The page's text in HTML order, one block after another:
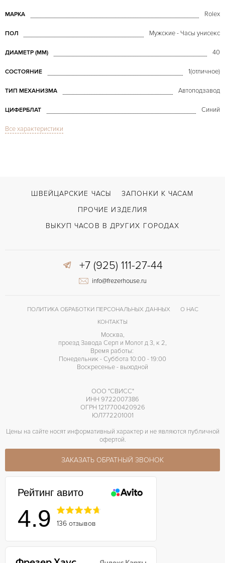
МАРКА Rolex
ПОЛ Мужские - Часы унисекс
ДИАМЕТР (MM) 40
СОСТОЯНИЕ 1(отличное)
ТИП МЕХАНИЗМА Автоподзавод
ЦИФЕРБЛАТ Синий
СТЕКЛО
Двойной сложности застежка
ЗАПАС ХОДА 70 часов
Все характеристики
ШВЕЙЦАРСКИЕ ЧАСЫ
ЗАПОНКИ К ЧАСАМ
ПРОЧИЕ ИЗДЕЛИЯ
ВЫКУП ЧАСОВ В ДРУГИХ ГОРОДАХ
+7 (925) 111-27-44
info@frezerhouse.ru
ПОЛИТИКА ОБРАБОТКИ ПЕРСОНАЛЬНЫХ ДАННЫХ
О НАС
КОНТАКТЫ
Москва,
проезд Завода Серп и Молот д 3, к 2,
Время работы:
Понедельник - Суббота 10:00 - 19:00
Воскресенье - выходной
ООО "СВИСС"
ИНН 9722007386
ОГРН 1217700420926
ЮЛ772201001
Цены на сайте носят информативный характер и не являются публичной
офертой.
ЗАКАЗАТЬ ОБРАТНЫЙ ЗВОНОК
Рейтинг авито
4.9 136 отзывов